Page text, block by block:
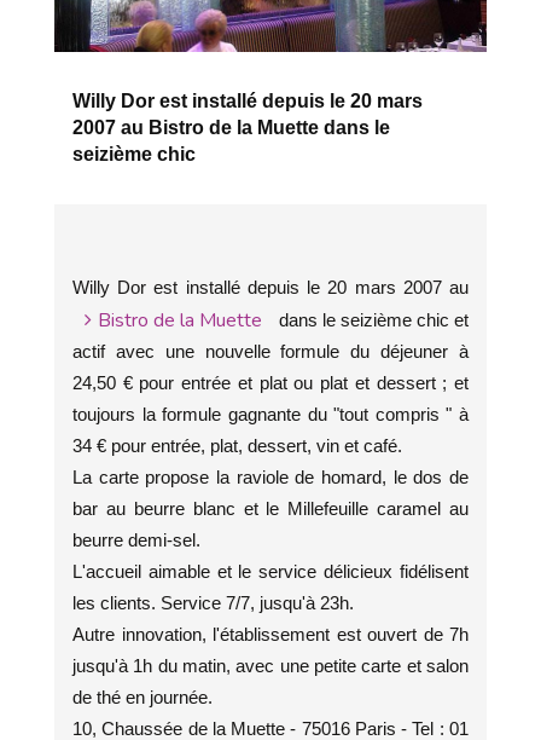
Willy Dor est installé depuis le 20 mars
2007 au Bistro de la Muette dans le
seizième chic
Willy Dor est installé depuis le 20 mars 2007 au
Bistro de la Muette
dans le seizième chic et
actif avec une nouvelle formule du déjeuner à
24,50 € pour entrée et plat ou plat et dessert ; et
toujours la formule gagnante du "tout compris " à
34 € pour entrée, plat, dessert, vin et café.
La carte propose la raviole de homard, le dos de
bar au beurre blanc et le Millefeuille caramel au
beurre demi-sel.
L'accueil aimable et le service délicieux fidélisent
les clients. Service 7/7, jusqu'à 23h.
Autre innovation, l'établissement est ouvert de 7h
jusqu'à 1h du matin, avec une petite carte et salon
de thé en journée.
10, Chaussée de la Muette - 75016 Paris - Tel : 01